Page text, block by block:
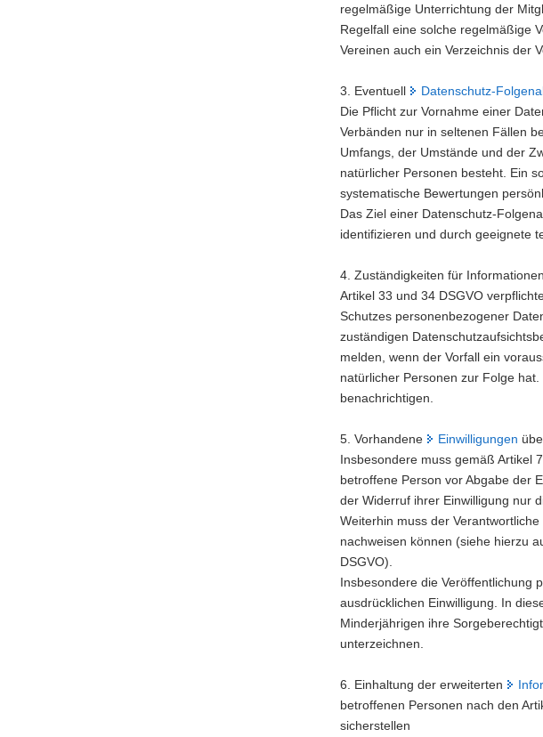
regelmäßige Unterrichtung der
Regelfall eine solche regelmäßige
Vereinen auch ein Verzeichnis der
3. Eventuell Datenschutz-
Die Pflicht zur Vornahme einer
Verbänden nur in seltenen Fällen
Umfangs, der Umstände und der
natürlicher Personen besteht. Ein
systematische Bewertungen
Das Ziel einer Datenschutz-
identifizieren und durch geeignete
4. Zuständigkeiten für
Artikel 33 und 34 DSGVO
Schutzes personenbezogener
zuständigen
melden, wenn der Vorfall ein
natürlicher Personen zur Folge
benachrichtigen.
5. Vorhandene Einwilligungen
Insbesondere muss gemäß Artikel
betroffene Person vor Abgabe der
der Widerruf ihrer Einwilligung nur
Weiterhin muss der
nachweisen können (siehe hierzu
DSGVO).
Insbesondere die Veröffentlichung
ausdrücklichen Einwilligung. In
Minderjährigen ihre
unterzeichnen.
6. Einhaltung der erweiterten
betroffenen Personen nach den
sicherstellen